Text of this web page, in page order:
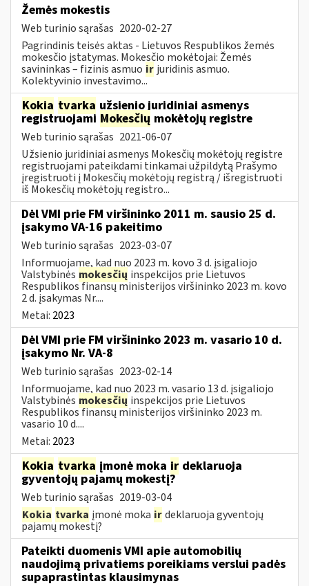
Žemės mokestis
Web turinio sąrašas 2020-02-27
Pagrindinis teisės aktas - Lietuvos Respublikos žemės
mokesčio įstatymas. Mokesčio mokėtojai: Žemės
savininkas – fizinis asmuo ir juridinis asmuo.
Kolektyvinio investavimo...
Kokia tvarka užsienio juridiniai asmenys
registruojami Mokesčių mokėtojų registre
Web turinio sąrašas 2021-06-07
Užsienio juridiniai asmenys Mokesčių mokėtojų registre
registruojami pateikdami tinkamai užpildytą Prašymo
įregistruoti į Mokesčių mokėtojų registrą / išregistruoti
iš Mokesčių mokėtojų registro...
Dėl VMI prie FM viršininko 2011 m. sausio 25 d.
įsakymo VA-16 pakeitimo
Web turinio sąrašas 2023-03-07
Informuojame, kad nuo 2023 m. kovo 3 d. įsigaliojo
Valstybinės mokesčių inspekcijos prie Lietuvos
Respublikos finansų ministerijos viršininko 2023 m. kovo
2 d. įsakymas Nr....
Metai: 2023
Dėl VMI prie FM viršininko 2023 m. vasario 10 d.
įsakymo Nr. VA-8
Web turinio sąrašas 2023-02-14
Informuojame, kad nuo 2023 m. vasario 13 d. įsigaliojo
Valstybinės mokesčių inspekcijos prie Lietuvos
Respublikos finansų ministerijos viršininko 2023 m.
vasario 10 d....
Metai: 2023
Kokia tvarka įmonė moka ir deklaruoja
gyventojų pajamų mokestį?
Web turinio sąrašas 2019-03-04
Kokia tvarka įmonė moka irdeklaruoja gyventojų
pajamų mokestį?
Pateikti duomenis VMI apie automobilių
naudojimą privatiems poreikiams verslui padės
supaprastintas klausimynas